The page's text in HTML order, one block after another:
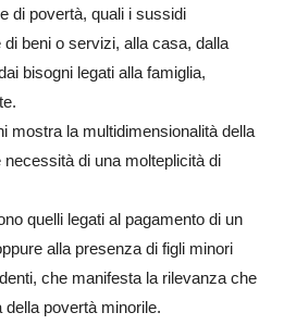
di povertà, quali i sussidi
beni o servizi, alla casa, dalla
bisogni legati alla famiglia,
mostra la multidimensionalità della
di una molteplicità di
quelli legati al pagamento di un
alla presenza di figli minori
che manifesta la rilevanza che
povertà minorile.